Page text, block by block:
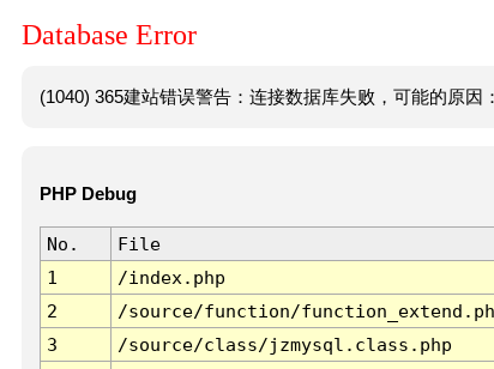
Database Error
(1040) 365建站错误警告：连接数据库失败，可能的原因
PHP Debug
No. File
1
/index.php
2
/source/function/
3
/source/class/jzmysql.class.php